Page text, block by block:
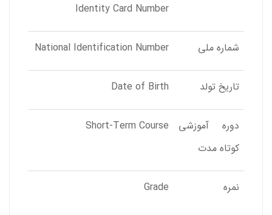
Identity Card Number
شماره ملی National Identification Number
تاریخ تولد Date of Birth
دوره آموزشی
کوتاه مدت
Short-Term Course
نمره Grade